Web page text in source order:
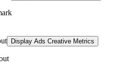
Display Ads Creative Metrics